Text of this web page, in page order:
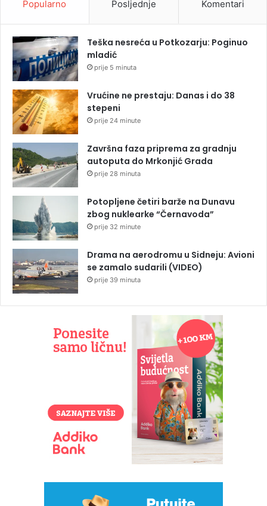
Popularno Posljednje Komentari
Teška nesreća u Potkozarju: Poginuo
mladić
prije 5 minuta
Vrućine ne prestaju: Danas i do 38
stepeni
prije 24 minute
Završna faza priprema za gradnju
autoputa do Mrkonjić Grada
prije 28 minuta
Potopljene četiri barže na Dunavu
zbog nuklearke “Černavoda”
prije 32 minute
Drama na aerodromu u Sidneju: Avioni
se zamalo sudarili (VIDEO)
prije 39 minuta